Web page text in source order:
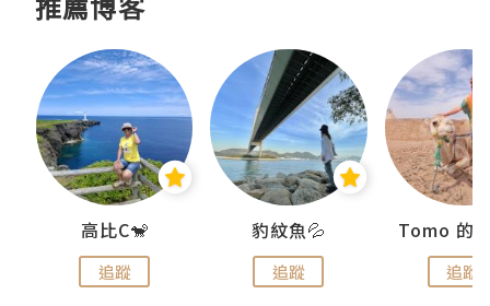
高比C🐒
追蹤
豹紋魚💦
追蹤 追蹤